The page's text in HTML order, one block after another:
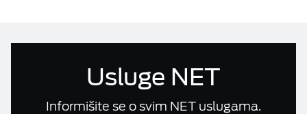
Usluge NET
Informišite se o svim NET uslugama.